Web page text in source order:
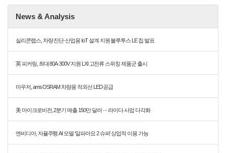
News & Analysis
실리콘랩스, 차량 진단·산업용 IoT 설계 지원 블루투스 LE 칩 발표
英 피커링, 최대 80A·300V 지원 LXI 고전류 스위칭 제품군 출시
마우저, ams OSRAM 차량용 적외선 LED 공급
美 마이크로비전, 2분기 매출 150만 달러 ··· 라이다 사업 다각화
엔비디아, 자율주행 AI 모델 ‘알파마요 2 슈퍼’ 상업적 이용 가능